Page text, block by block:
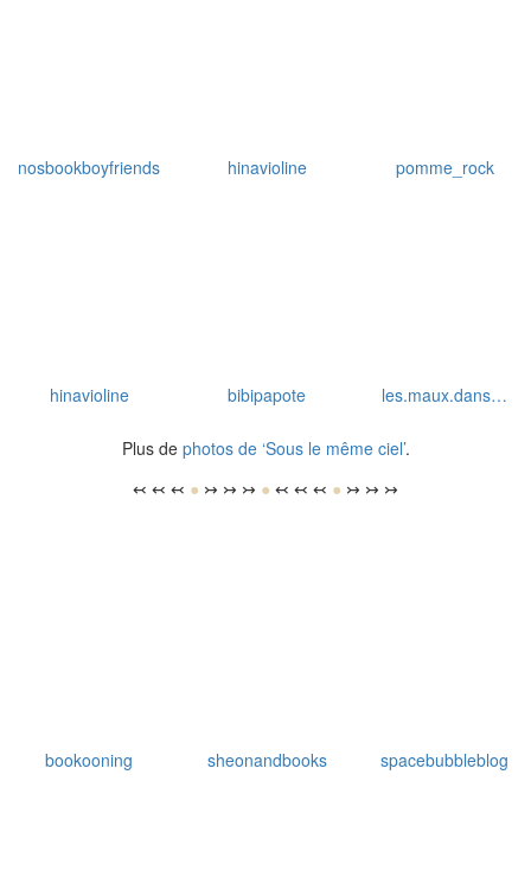
nosbookboyfriends hinavioline pomme_rock
hinavioline bibipapote les.maux.dans…
Plus de photos de ‘Sous le même ciel’.
↢ ↢ ↢ ● ↣ ↣ ↣ ● ↢ ↢ ↢ ● ↣ ↣ ↣
bookooning sheonandbooks spacebubbleblog